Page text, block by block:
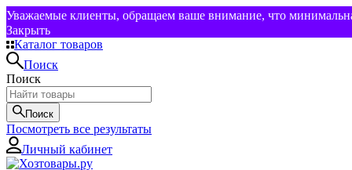
Уважаемые клиенты, обращаем ваше внимание, что
Закрыть
Каталог товаров
Поиск
Поиск
Поиск
Посмотреть все результаты
Личный кабинет